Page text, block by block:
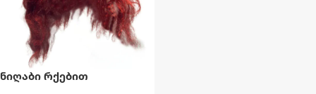
ნიღაბი რქებით